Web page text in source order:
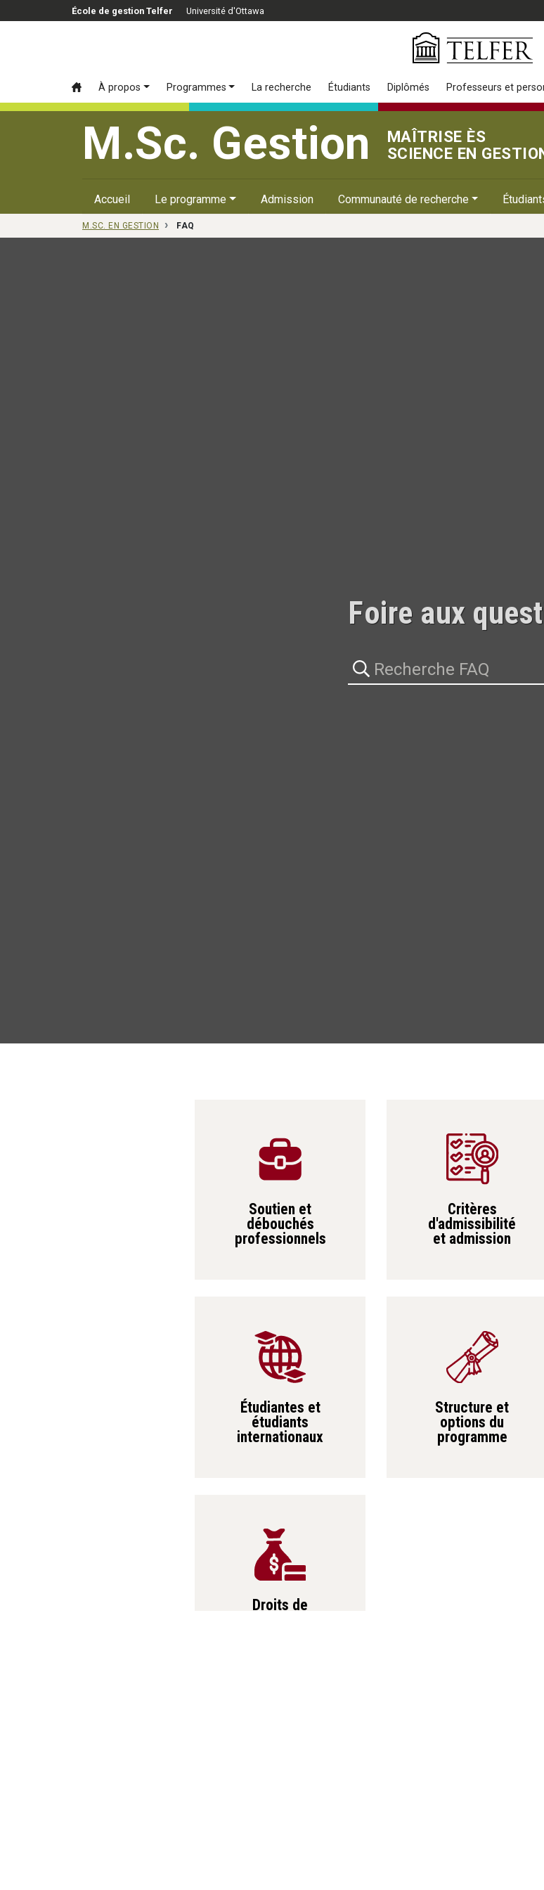
Passer au contenu principal
École de gestion Telfer Université d'Ottawa
À propos Programmes La recherche Étudiants Diplômés Professeurs et
M.Sc. Gestion
MAÎTRISE ÈS
SCIENCE EN
Accueil Le programme Admission Communauté de recherche
M.SC. EN GESTION FAQ
Foire aux
Recherche FAQ
Soutien et
débouchés
professionnels
Critères
d'admissibilité
et admission
Étudiantes et
étudiants
internationaux
Structure et
options du
programme
Droits de